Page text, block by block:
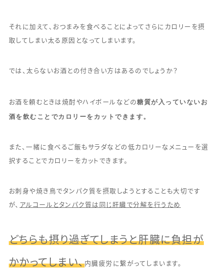
それに加えて、おつまみを食べることによってさらにカロリーを摂
取してしまい太る原因となってしまいます。
では、太らないお酒との付き合い方はあるのでしょうか？
お酒を頼むときは焼酎やハイボールなどの糖質が入っていないお
酒を飲むことでカロリーをカットできます。
また、一緒に食べるご飯もサラダなどの低カロリーなメニューを選
択することでカロリーをカットできます。
お刺身や焼き鳥でタンパク質を摂取しようとすることも大切です
が、 アルコールとタンパク質は同じ肝臓で分解を行うため
どちらも摂り過ぎてしまうと肝臓に負担が
かかってしまい、内臓疲労に繋がってしまいます。